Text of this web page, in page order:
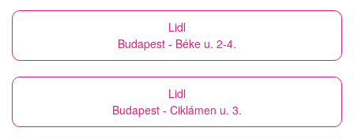
Lidl
Budapest - Béke u. 2-4.
Lidl
Budapest - Ciklámen u. 3.